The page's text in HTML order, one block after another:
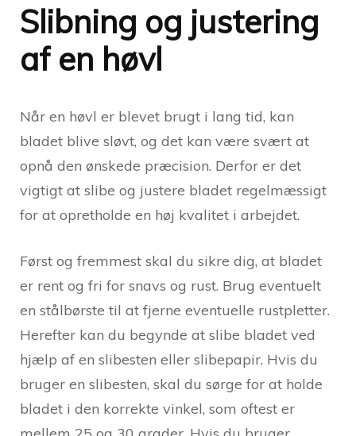
Slibning og justering
af en høvl
Når en høvl er blevet brugt i lang tid, kan
bladet blive sløvt, og det kan være svært at
opnå den ønskede præcision. Derfor er det
vigtigt at slibe og justere bladet regelmæssigt
for at opretholde en høj kvalitet i arbejdet.
Først og fremmest skal du sikre dig, at bladet
er rent og fri for snavs og rust. Brug eventuelt
en stålbørste til at fjerne eventuelle rustpletter.
Herefter kan du begynde at slibe bladet ved
hjælp af en slibesten eller slibepapir. Hvis du
bruger en slibesten, skal du sørge for at holde
bladet i den korrekte vinkel, som oftest er